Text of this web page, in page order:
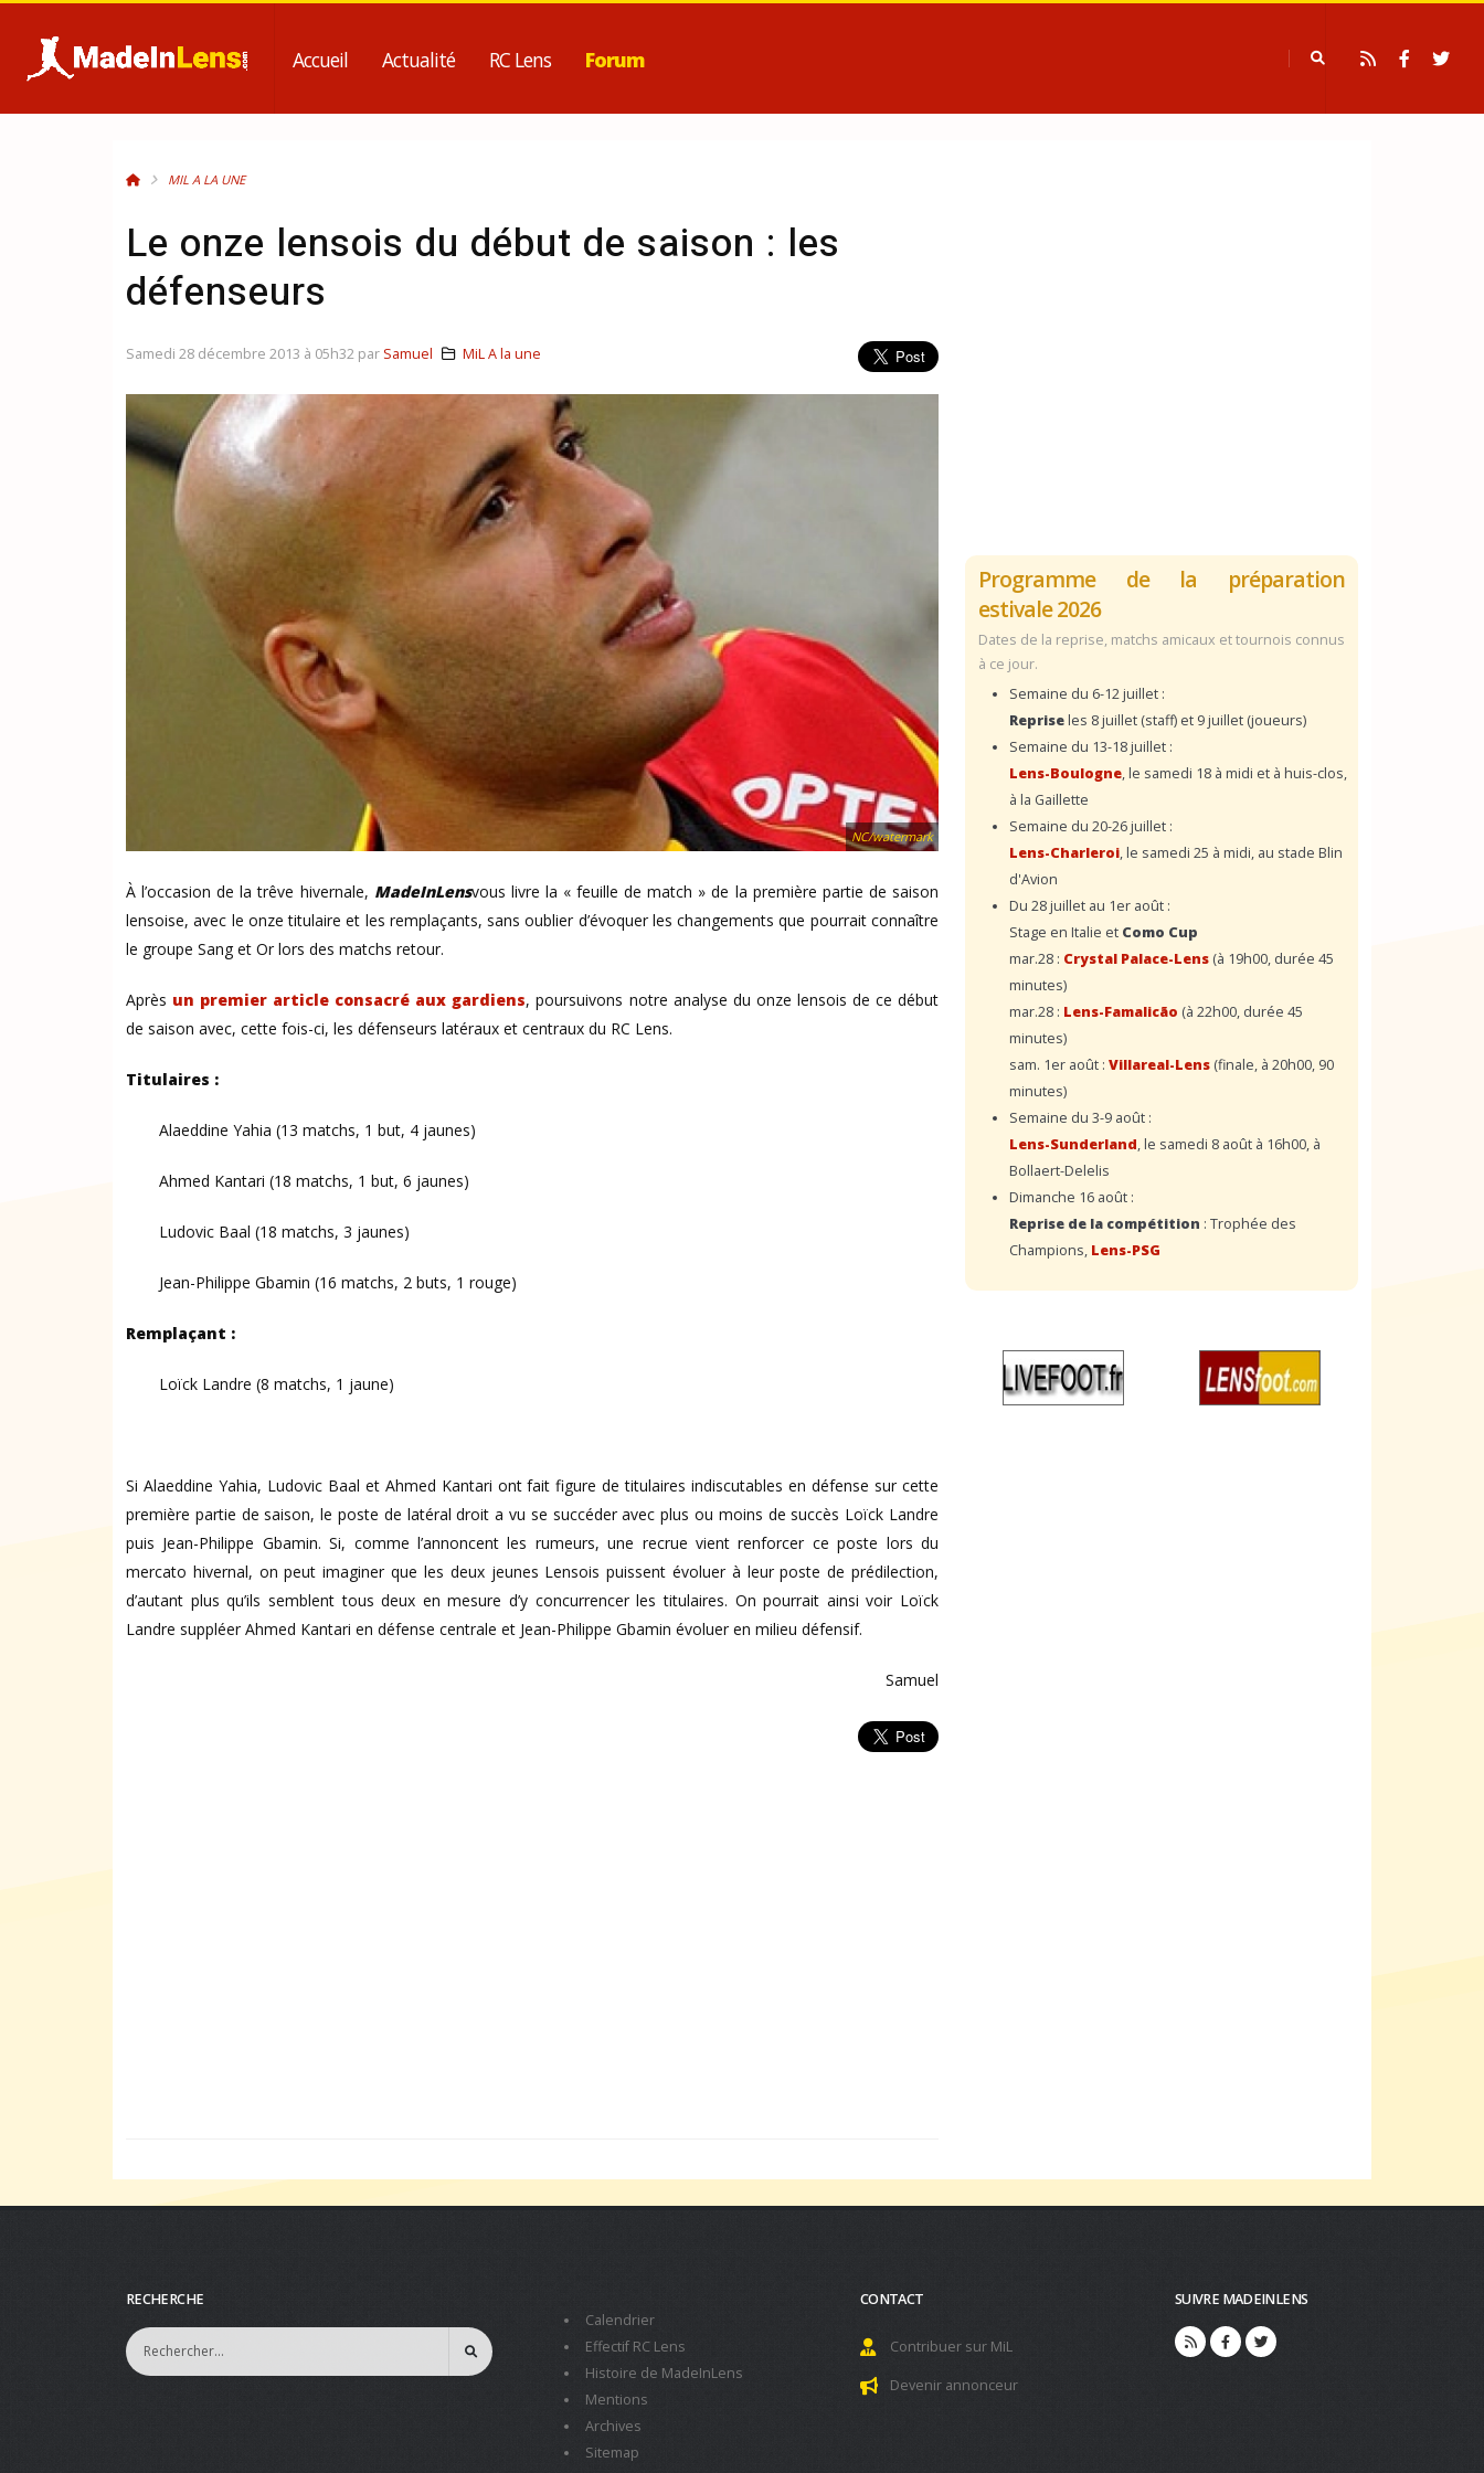
Accueil Actualité RC Lens Forum
MIL A LA UNE
Le onze lensois du début de saison : les
défenseurs
NC/watermark
À l’occasion de la trêve hivernale, MadeInLensvous livre la « feuille de match » de la première partie de saison
lensoise, avec le onze titulaire et les remplaçants, sans oublier d’évoquer les changements que pourrait connaître
le groupe Sang et Or lors des matchs retour.
Après un premier article consacré aux gardiens, poursuivons notre analyse du onze lensois de ce début
de saison avec, cette fois-ci, les défenseurs latéraux et centraux du RC Lens.
Titulaires :
Alaeddine Yahia (13 matchs, 1 but, 4 jaunes)
Ahmed Kantari (18 matchs, 1 but, 6 jaunes)
Ludovic Baal (18 matchs, 3 jaunes)
Jean-Philippe Gbamin (16 matchs, 2 buts, 1 rouge)
Remplaçant :
Loïck Landre (8 matchs, 1 jaune)
Si Alaeddine Yahia, Ludovic Baal et Ahmed Kantari ont fait figure de titulaires indiscutables en défense sur cette
première partie de saison, le poste de latéral droit a vu se succéder avec plus ou moins de succès Loïck Landre
puis Jean-Philippe Gbamin. Si, comme l’annoncent les rumeurs, une recrue vient renforcer ce poste lors du
mercato hivernal, on peut imaginer que les deux jeunes Lensois puissent évoluer à leur poste de prédilection,
d’autant plus qu’ils semblent tous deux en mesure d’y concurrencer les titulaires. On pourrait ainsi voir Loïck
Landre suppléer Ahmed Kantari en défense centrale et Jean-Philippe Gbamin évoluer en milieu défensif.
Samuel
Samedi 28 décembre 2013 à 05h32 par Samuel MiL A la une
Programme de la préparation
estivale 2026
Dates de la reprise, matchs amicaux et tournois connus
à ce jour.
Semaine du 6-12 juillet :
Repriseles 8 juillet (staff) et 9 juillet (joueurs)
Semaine du 13-18 juillet :
Lens-Boulogne, le samedi 18 à midi et à huis-clos,
à la Gaillette
Semaine du 20-26 juillet :
Lens-Charleroi, le samedi 25 à midi, au stade Blin
d'Avion
Du 28 juillet au 1er août :
Stage en Italie et Como Cup
mar.28 : Crystal Palace-Lens (à 19h00, durée 45
minutes)
mar.28 : Lens-Famalicão (à 22h00, durée 45
minutes)
sam. 1er août : Villareal-Lens (finale, à 20h00, 90
minutes)
Semaine du 3-9 août :
Lens-Sunderland, le samedi 8 août à 16h00, à
Bollaert-Delelis
Dimanche 16 août :
Reprise de la compétition : Trophée des
Champions, Lens-PSG
RECHERCHE
Calendrier
Effectif RC Lens
Histoire de MadeInLens
Mentions
Archives
Sitemap
CONTACT
Contribuer sur MiL
Devenir annonceur
SUIVRE MADEINLENS